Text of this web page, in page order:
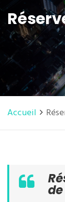
Accueil